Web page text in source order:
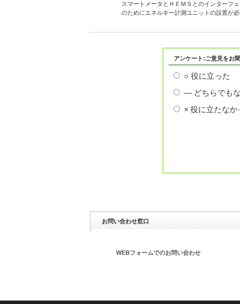
スマートメータとＨＥＭＳとのインターフ
のためにエネルギー計測ユニットの設置が
アンケート:ご意見をお
○ 役に立った
― どちらでも
× 役に立たなか
お問い合わせ窓口
WEBフォームでのお問い合わせ